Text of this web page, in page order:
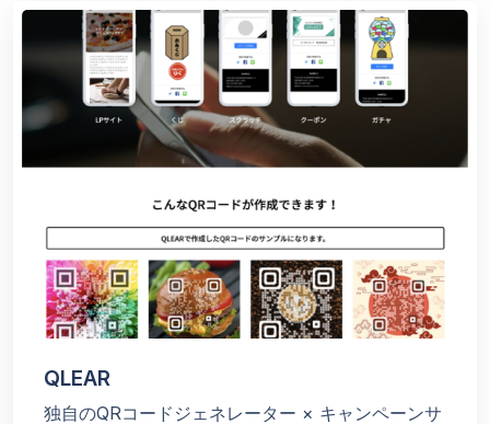
QLEAR
独自のQRコードジェネレーター × キャンペーンサ